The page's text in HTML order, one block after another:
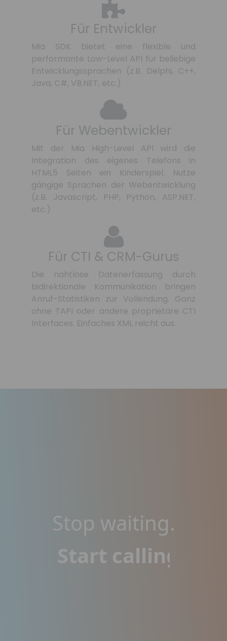
Für Entwickler
Mia SDK bietet eine flexible und
performante Low-Level API für beliebige
Entwicklungssprachen (z.B. Delphi, C++,
Java, C#, VB.NET, etc.)
Für Webentwickler
Mit der Mia High-Level API wird die
Integration des eigenes Telefons in
HTML5 Seiten ein Kinderspiel. Nutze
gängige Sprachen der Webentwicklung
(z.B. Javascript, PHP, Python, ASP.NET,
etc.)
Für CTI & CRM-Gurus
Die nahtlose Datenerfassung durch
bidirektionale Kommunikation bringen
Anruf-Statistiken zur Vollendung. Ganz
ohne TAPI oder andere proprietäre CTI
Interfaces. Einfaches XML reicht aus.
Stop waiting.
Start calling.